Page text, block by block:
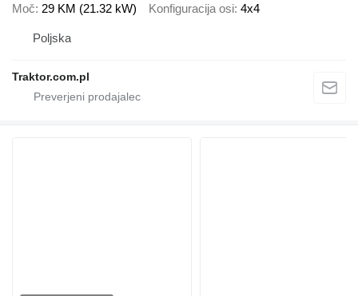
Moč 29 KM (21.32 kW) Konfiguracija osi 4x4
Poljska
Traktor.com.pl